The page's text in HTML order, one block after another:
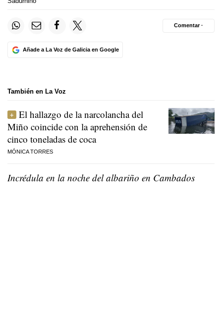
Añade a La Voz de Galicia en Google
Comentar ·
También en La Voz
El hallazgo de la narcolancha del
Miño coincide con la aprehensión de
cinco toneladas de coca
MÓNICA TORRES
Incrédula en la noche del albariño en Cambados